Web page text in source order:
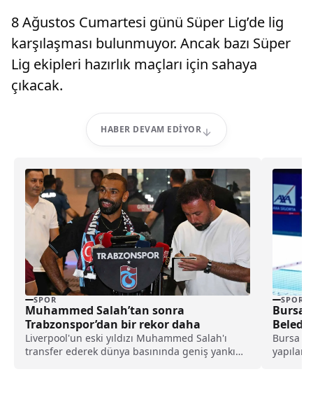
8 Ağustos Cumartesi günü Süper Lig’de lig
karşılaşması bulunmuyor. Ancak bazı Süper
Lig ekipleri hazırlık maçları için sahaya
çıkacak.
HABER DEVAM EDIYOR
SPOR
Muhammed Salah’tan sonra
Trabzonspor’dan bir rekor daha
Liverpool'un eski yıldızı Muhammed Salah'ı
transfer ederek dünya basınında geniş yankı
SPOR
Bursa
Bursa
yapılan